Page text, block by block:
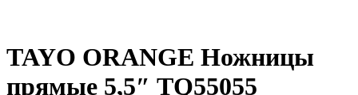
TAYO ORANGE Ножницы
прямые 5,5″ TQ55055